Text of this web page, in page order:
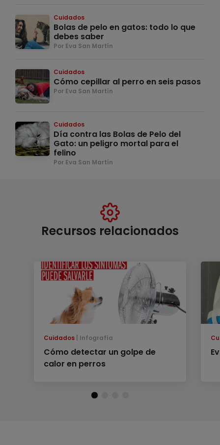
Cuidados
Bolas de pelo en gatos: todo lo que
debes saber
Por Eva San Martín
Cuidados
Cómo cepillar al perro en seis pasos
Por Eva San Martín
Cuidados
Día contra las Bolas de Pelo del
Gato: un peligro mortal para el
felino
Por Eva San Martín
Recursos relacionados
Cuidados Infografía
Cómo detectar un golpe de
calor en perros